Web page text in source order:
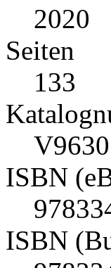
2020
Seiten
133
ISBN
ISBN